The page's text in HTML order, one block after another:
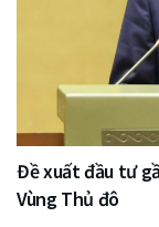
Đề xuất đầu tư
Vùng Thủ đô